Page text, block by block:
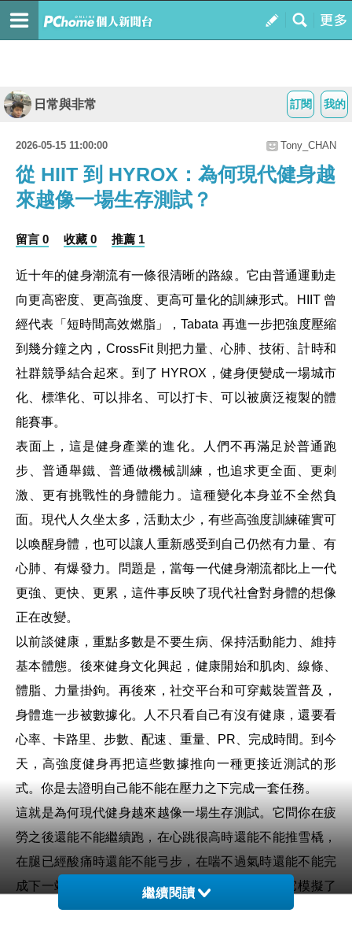
我的
訂閱
日常與非常
2026-05-15 11:00:00 Tony_CHAN
從 HIIT 到 HYROX：為何現代健身越
來越像一場生存測試？
留言 0 收藏 0 推薦 1
近十年的健身潮流有一條很清晰的路線。它由普通運動走
向更高密度、更高強度、更高可量化的訓練形式。HIIT 曾
經代表「短時間高效燃脂」，Tabata 再進一步把強度壓縮
到幾分鐘之內，CrossFit 則把力量、心肺、技術、計時和
社群競爭結合起來。到了 HYROX，健身便變成一場城市
化、標準化、可以排名、可以打卡、可以被廣泛複製的體
能賽事。
表面上，這是健身產業的進化。人們不再滿足於普通跑
步、普通舉鐵、普通做機械訓練，也追求更全面、更刺
激、更有挑戰性的身體能力。這種變化本身並不全然負
面。現代人久坐太多，活動太少，有些高強度訓練確實可
以喚醒身體，也可以讓人重新感受到自己仍然有力量、有
心肺、有爆發力。問題是，當每一代健身潮流都比上一代
更強、更快、更累，這件事反映了現代社會對身體的想像
正在改變。
以前談健康，重點多數是不要生病、保持活動能力、維持
基本體態。後來健身文化興起，健康開始和肌肉、線條、
體脂、力量掛鉤。再後來，社交平台和可穿戴裝置普及，
身體進一步被數據化。人不只看自己有沒有健康，還要看
心率、卡路里、步數、配速、重量、PR、完成時間。到今
天，高強度健身再把這些數據推向一種更接近測試的形
式。你是去證明自己能不能在壓力之下完成一套任務。
這就是為何現代健身越來越像一場生存測試。它問你在疲
勞之後還能不能繼續跑，在心跳很高時還能不能推雪橇，
在腿已經酸痛時還能不能弓步，在喘不過氣時還能不能完
成下一站。這種設計很容易令人有成就感，因為它模擬了
一種困境。你完成的不只是訓練，也是一場象徵性的突
繼續閱讀